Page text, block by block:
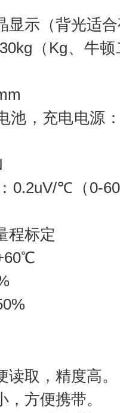
显示（背光适
（Kg、牛
池，充电电源
0.2uV/℃（0-
程标定
取，精度高。
方便携带。